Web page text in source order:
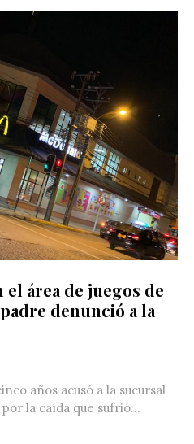
área de juegos de
denunció a la
años acusó a la sucursal
la caída que sufrió...